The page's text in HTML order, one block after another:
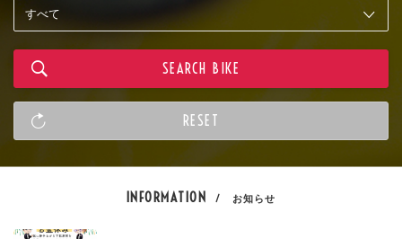
INFORMATION / お知らせ